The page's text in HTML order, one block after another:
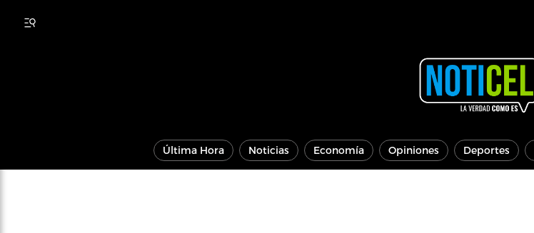
Última Hora Noticias Economía Opiniones Deportes